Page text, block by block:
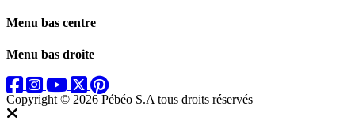
Menu bas centre
Menu bas droite
Copyright © 2026 Pébéo S.A tous droits réservés